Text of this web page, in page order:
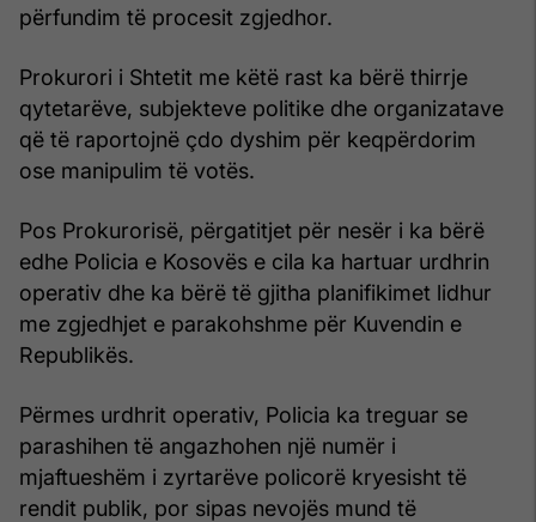
përfundim të procesit zgjedhor.
Prokurori i Shtetit me këtë rast ka bërë thirrje
qytetarëve, subjekteve politike dhe organizatave
që të raportojnë çdo dyshim për keqpërdorim
ose manipulim të votës.
Pos Prokurorisë, përgatitjet për nesër i ka bërë
edhe Policia e Kosovës e cila ka hartuar urdhrin
operativ dhe ka bërë të gjitha planifikimet lidhur
me zgjedhjet e parakohshme për Kuvendin e
Republikës.
Përmes urdhrit operativ, Policia ka treguar se
parashihen të angazhohen një numër i
mjaftueshëm i zyrtarëve policorë kryesisht të
rendit publik, por sipas nevojës mund të